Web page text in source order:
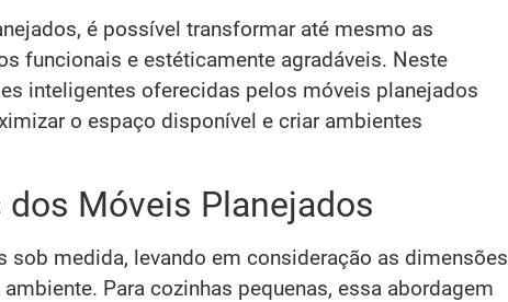
é possível transformar até mesmo as
funcionais e estéticamente agradáveis. Neste
inteligentes oferecidas pelos móveis planejados
o espaço disponível e criar ambientes
dos Móveis Planejados
sob medida, levando em consideração as dimensões
Para cozinhas pequenas, essa abordagem